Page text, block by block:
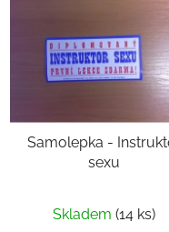
t
r
Samolepka -
sexu
Skladem (14 ks)